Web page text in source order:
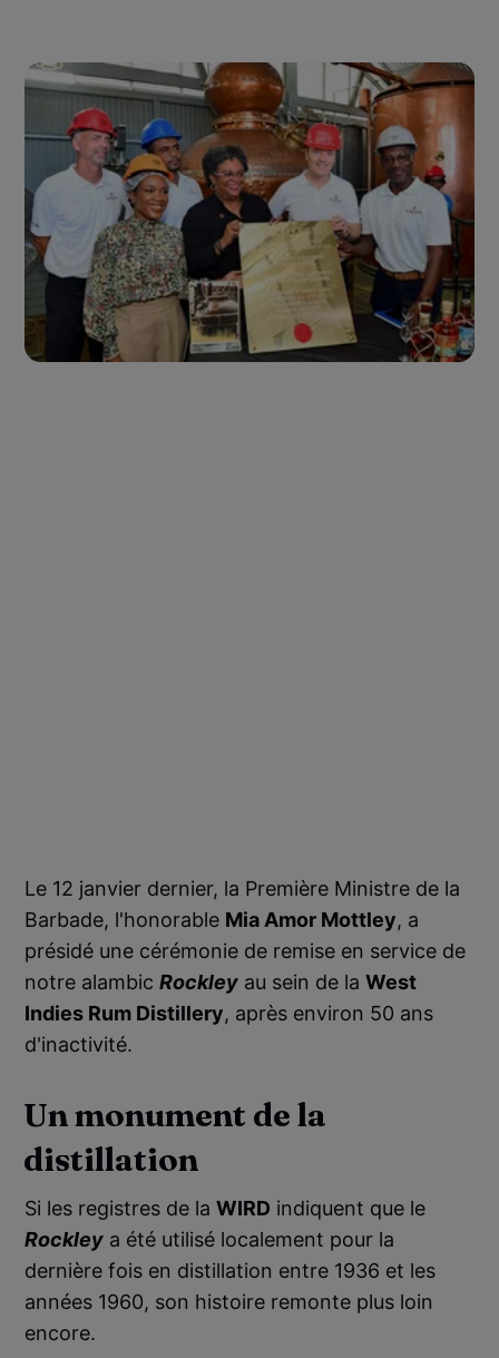
Le 12 janvier dernier, la Première Ministre de la
Barbade, l'honorable Mia Amor Mottley, a
présidé une cérémonie de remise en service de
notre alambicRockley au sein de laWest
Indies Rum Distillery, après environ 50 ans
d'inactivité.
Un monument de la
distillation
Si les registres de laWIRD indiquent que le
Rockley a été utilisé localement pour la
dernière fois en distillation entre 1936 et les
années 1960, son histoire remonte plus loin
encore.